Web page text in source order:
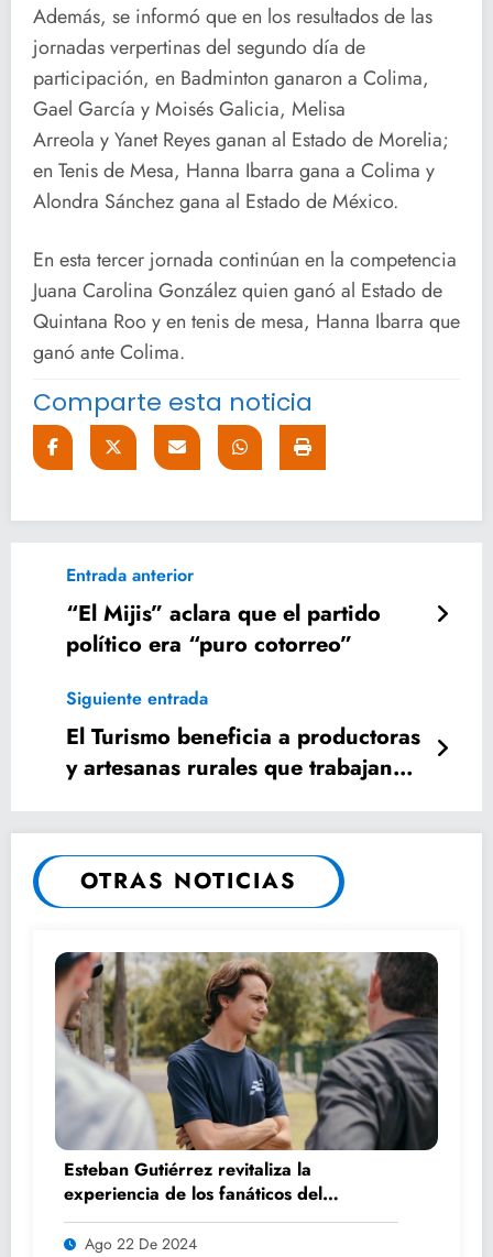
Además, se informó que en los resultados de las
jornadas verpertinas del segundo día de
participación, en Badminton ganaron a Colima,
Gael García y Moisés Galicia, Melisa
Arreola y Yanet Reyes ganan al Estado de Morelia;
en Tenis de Mesa, Hanna Ibarra gana a Colima y
Alondra Sánchez gana al Estado de México.
En esta tercer jornada continúan en la competencia
Juana Carolina González quien ganó al Estado de
Quintana Roo y en tenis de mesa, Hanna Ibarra que
ganó ante Colima.
Comparte esta noticia
Entrada anterior
“El Mijis” aclara que el partido
político era “puro cotorreo”
Siguiente entrada
El Turismo beneficia a productoras
y artesanas rurales que trabajan
de sus productos
OTRAS NOTICIAS
Esteban Gutiérrez revitaliza la
experiencia de los fanáticos del
automovilismo con DRIVER 1
Ago 22 De 2024